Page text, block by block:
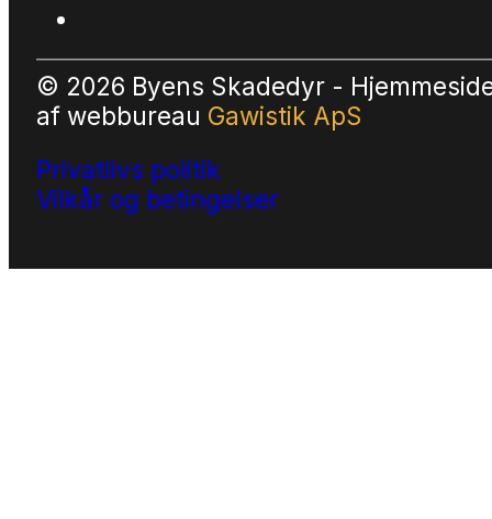
© 2026 Byens Skadedyr -
af webbureau Gawistik ApS
Privatlivs politik
Vilkår og betingelser